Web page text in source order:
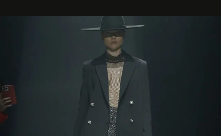
por propósitos, com um claro senso de missão na vida e